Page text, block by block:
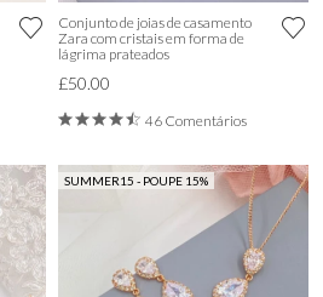
Conjunto de joias de casamento
Zara com cristais em forma de
lágrima prateados
£50.00
46 Comentários
SUMMER15 - POUPE 15%